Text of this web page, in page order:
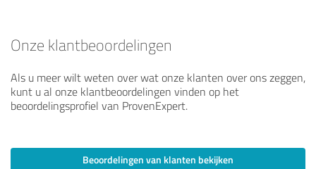
Onze klantbeoordelingen
Als u meer wilt weten over wat onze klanten over ons zeggen,
kunt u al onze klantbeoordelingen vinden op het
beoordelingsprofiel van ProvenExpert.
Beoordelingen van klanten bekijken